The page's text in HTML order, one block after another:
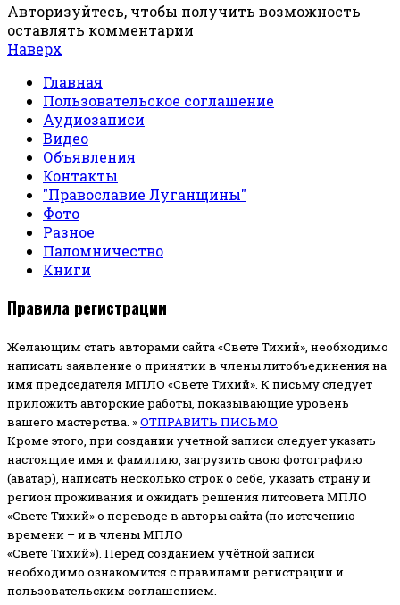
Авторизуйтесь, чтобы получить возможность
оставлять комментарии
Наверх
Главная
Пользовательское соглашение
Аудиозаписи
Видео
Объявления
Контакты
"Православие Луганщины"
Фото
Разное
Паломничество
Книги
Правила регистрации
Желающим стать авторами сайта «Свете Тихий», необходимо
написать заявление о принятии в члены литобъединения на
имя председателя МПЛО «Свете Тихий». К письму следует
приложить авторские работы, показывающие уровень
вашего мастерства. »ОТПРАВИТЬ ПИСЬМО
Кроме этого, при создании учетной записи следует указать
настоящие имя и фамилию, загрузить свою фотографию
(аватар), написать несколько строк о себе, указать страну и
регион проживания и ожидать решения литсовета МПЛО
«Свете Тихий» о переводе в авторы сайта (по истечению
времени – и в члены МПЛО
«Свете Тихий»). Перед созданием учётной записи
необходимо ознакомится с правилами регистрации и
пользовательским соглашением.